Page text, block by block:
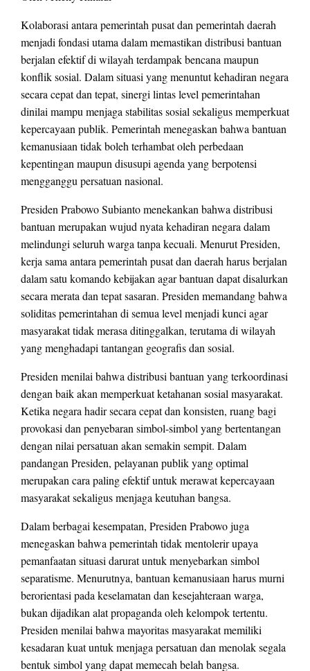
Kolaborasi antara pemerintah pusat dan pemerintah daerah
menjadi fondasi utama dalam memastikan distribusi bantuan
berjalan efektif di wilayah terdampak bencana maupun
konflik sosial. Dalam situasi yang menuntut kehadiran negara
secara cepat dan tepat, sinergi lintas level pemerintahan
dinilai mampu menjaga stabilitas sosial sekaligus memperkuat
kepercayaan publik. Pemerintah menegaskan bahwa bantuan
kemanusiaan tidak boleh terhambat oleh perbedaan
kepentingan maupun disusupi agenda yang berpotensi
mengganggu persatuan nasional.
Presiden Prabowo Subianto menekankan bahwa distribusi
bantuan merupakan wujud nyata kehadiran negara dalam
melindungi seluruh warga tanpa kecuali. Menurut Presiden,
kerja sama antara pemerintah pusat dan daerah harus berjalan
dalam satu komando kebijakan agar bantuan dapat disalurkan
secara merata dan tepat sasaran. Presiden memandang bahwa
soliditas pemerintahan di semua level menjadi kunci agar
masyarakat tidak merasa ditinggalkan, terutama di wilayah
yang menghadapi tantangan geografis dan sosial.
Presiden menilai bahwa distribusi bantuan yang terkoordinasi
dengan baik akan memperkuat ketahanan sosial masyarakat.
Ketika negara hadir secara cepat dan konsisten, ruang bagi
provokasi dan penyebaran simbol-simbol yang bertentangan
dengan nilai persatuan akan semakin sempit. Dalam
pandangan Presiden, pelayanan publik yang optimal
merupakan cara paling efektif untuk merawat kepercayaan
masyarakat sekaligus menjaga keutuhan bangsa.
Dalam berbagai kesempatan, Presiden Prabowo juga
menegaskan bahwa pemerintah tidak mentolerir upaya
pemanfaatan situasi darurat untuk menyebarkan simbol
separatisme. Menurutnya, bantuan kemanusiaan harus murni
berorientasi pada keselamatan dan kesejahteraan warga,
bukan dijadikan alat propaganda oleh kelompok tertentu.
Presiden menilai bahwa mayoritas masyarakat memiliki
kesadaran kuat untuk menjaga persatuan dan menolak segala
bentuk simbol yang dapat memecah belah bangsa.